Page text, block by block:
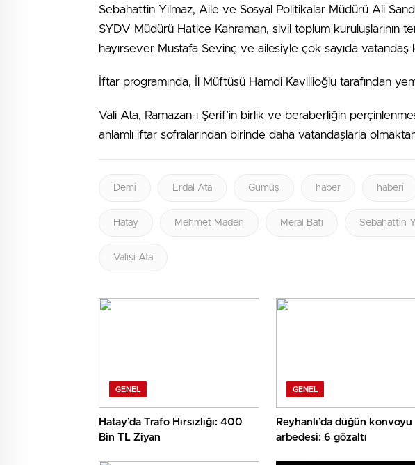
Sebahattin Yılmaz, Aile ve Sosyal Politikalar Müdürü Ali
SYDV Müdürü Hatice Kahraman, sivil toplum kuruluşlarının
hayırsever Mustafa Sevinç ve ailesiyle çok sayıda vatandaş
İftar programında, İl Müftüsü Hamdi Kavillioğlu tarafından
Vali Ata, Ramazan-ı Şerif’in birlik ve beraberliğin
anlamlı iftar sofralarından birinde daha vatandaşlarla
Demi Erdal Ata Gümüş haber haberi
Hatay Mehmet Maden Meral Batı Sebahattin
Valisi Ata
GENEL
Hatay’da Trafo Hırsızlığı: 400
Bin TL Ziyan
GENEL
Reyhanlı’da düğün konvoyu
arbedesi: 6 gözaltı